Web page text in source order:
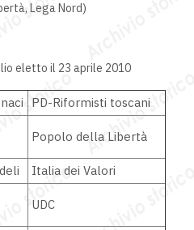
Lega Nord)
eletto il 23 aprile 2010
PD-Riformisti toscani
Popolo della Libertà
Italia dei Valori
UDC